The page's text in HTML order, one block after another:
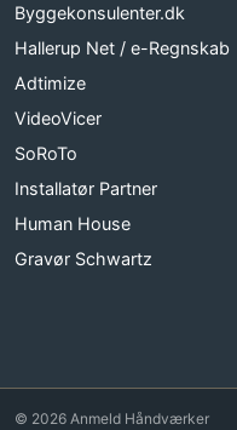
Byggekonsulenter.dk
Hallerup Net / e-Regnskab
Adtimize
VideoVicer
SoRoTo
Installatør Partner
Human House
Gravør Schwartz
© 2026 Anmeld Håndværker